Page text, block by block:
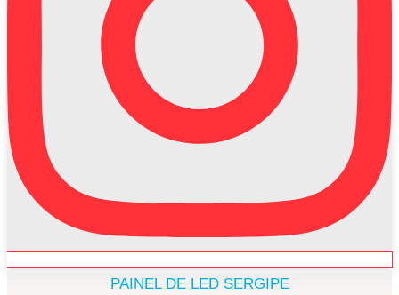
PAINEL DE LED SERGIPE